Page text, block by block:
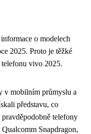
o modelech
2025. Proto je těžké
vivo 2025.
v mobilním průmyslu a
představu, co
telefony
Snapdragon,